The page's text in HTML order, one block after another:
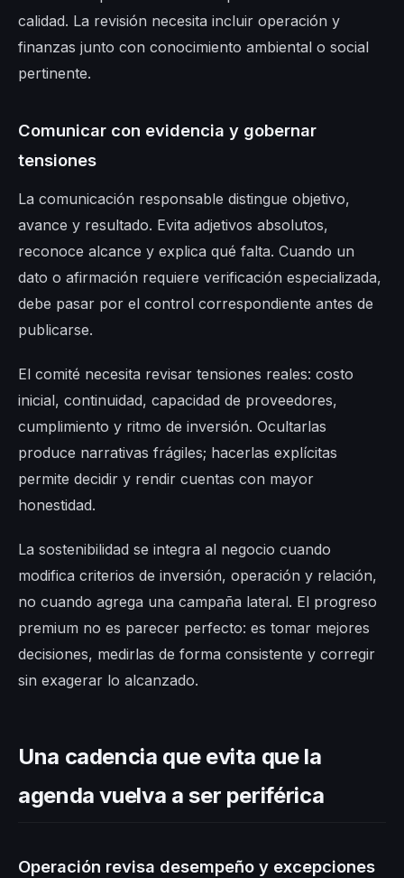
calidad. La revisión necesita incluir operación y
finanzas junto con conocimiento ambiental o social
pertinente.
Comunicar con evidencia y gobernar
tensiones
La comunicación responsable distingue objetivo,
avance y resultado. Evita adjetivos absolutos,
reconoce alcance y explica qué falta. Cuando un
dato o afirmación requiere verificación especializada,
debe pasar por el control correspondiente antes de
publicarse.
El comité necesita revisar tensiones reales: costo
inicial, continuidad, capacidad de proveedores,
cumplimiento y ritmo de inversión. Ocultarlas
produce narrativas frágiles; hacerlas explícitas
permite decidir y rendir cuentas con mayor
honestidad.
La sostenibilidad se integra al negocio cuando
modifica criterios de inversión, operación y relación,
no cuando agrega una campaña lateral. El progreso
premium no es parecer perfecto: es tomar mejores
decisiones, medirlas de forma consistente y corregir
sin exagerar lo alcanzado.
Una cadencia que evita que la
agenda vuelva a ser periférica
Operación revisa desempeño y excepciones